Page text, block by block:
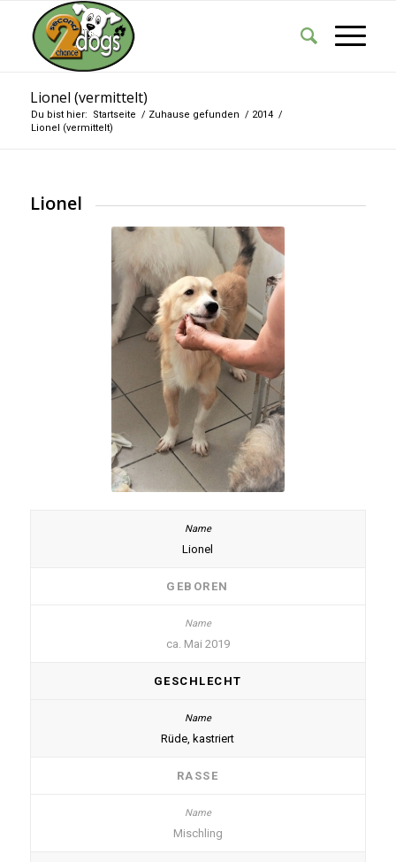
Lionel (vermittelt)
Du bist hier: Startseite / Zuhause gefunden / 2014 /
Lionel (vermittelt)
Lionel
Lionel
GEBOREN
ca. Mai 2019
GESCHLECHT
Rüde, kastriert
RASSE
Mischling